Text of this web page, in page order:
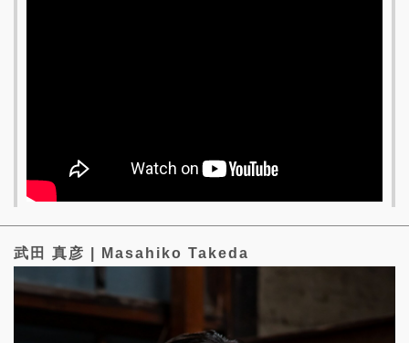
武田 真彦 | Masahiko Takeda